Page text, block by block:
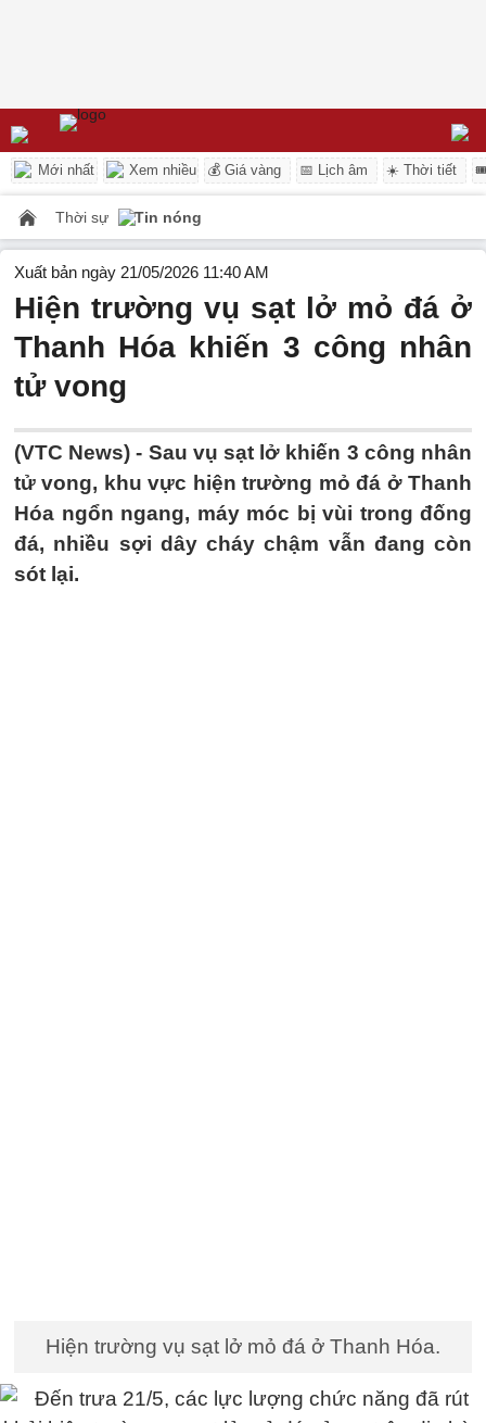
Mới nhất Xem nhiều 💰 Giá vàng 📅 Lịch âm ☀️ Thời tiết
Thời sự Tin nóng
Xuất bản ngày 21/05/2026 11:40 AM
Hiện trường vụ sạt lở mỏ đá ở
Thanh Hóa khiến 3 công nhân
tử vong
(VTC News) - Sau vụ sạt lở khiến 3 công nhân
tử vong, khu vực hiện trường mỏ đá ở Thanh
Hóa ngổn ngang, máy móc bị vùi trong đống
đá, nhiều sợi dây cháy chậm vẫn đang còn
sót lại.
Hiện trường vụ sạt lở mỏ đá ở Thanh Hóa.